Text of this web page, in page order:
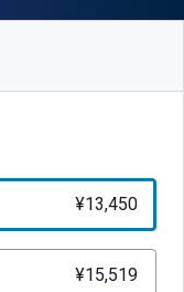
¥13,450
¥15,519